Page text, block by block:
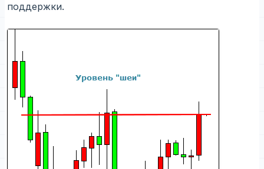
поддержки.